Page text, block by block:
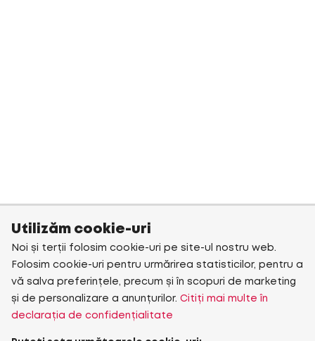
Utilizăm cookie-uri
Noi și terții folosim cookie-uri pe site-ul nostru web.
Folosim cookie-uri pentru urmărirea statisticilor, pentru a
vă salva preferințele, precum și în scopuri de marketing
și de personalizare a anunțurilor. Citiți mai multe în
declarația de confidențialitate